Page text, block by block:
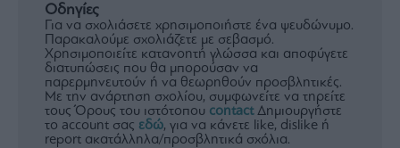
Οδηγίες
Για να σχολιάσετε χρησιμοποιήστε ένα ψευδώνυμο.
Παρακαλούμε σχολιάζετε με σεβασμό.
Χρησιμοποιείτε κατανοητή γλώσσα και αποφύγετε
διατυπώσεις που θα μπορούσαν να
παρερμηνευτούν ή να θεωρηθούν προσβλητικές.
Με την ανάρτηση σχολίου, συμφωνείτε να τηρείτε
τους Όρους του ιστότοπου contactΔημιουργήστε
το account σας εδώ, για να κάνετε like, dislike ή
report ακατάλληλα/προσβλητικά σχόλια.